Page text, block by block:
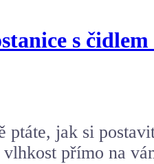
článek.
s
ptáte, jak si
přímo na